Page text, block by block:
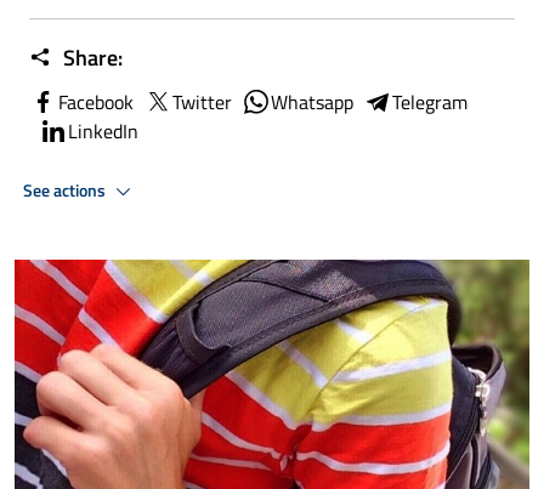
Share:
Facebook Twitter Whatsapp
Telegram
LinkedIn
See actions